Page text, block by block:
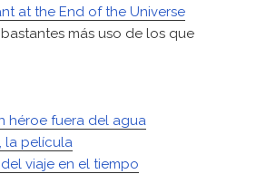
at the End of the Universe
bastantes más uso de los que
héroe fuera del agua
la película
viaje en el tiempo